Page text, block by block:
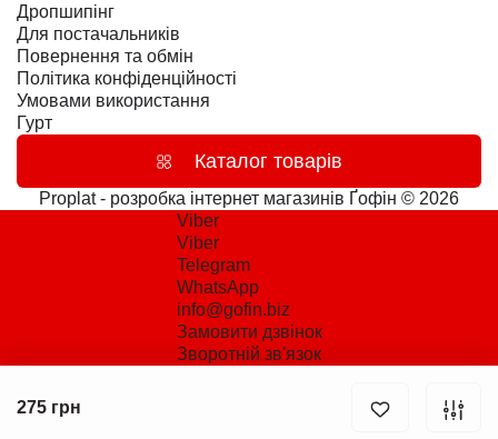
275 грн
Дропшипінг
Для постачальників
Повернення та обмін
Політика конфіденційності
Умовами використання
Гурт
Каталог товарів
Proplat - розробка інтернет магазинів Ґофін © 2026
Viber
Viber
Telegram
WhatsApp
info@gofin.biz
Замовити дзвінок
Зворотній зв'язок